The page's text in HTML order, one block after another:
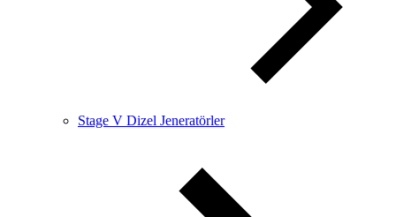
Stage V Dizel Jeneratörler